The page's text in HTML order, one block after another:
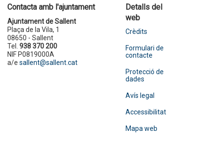
Contacta amb l'ajuntament
Ajuntament de Sallent
Plaça de la Vila, 1
08650 - Sallent
Tel. 938 370 200
NIF P0819000A
a/e sallent@sallent.cat
Detalls del
web
Crèdits
Formulari de
contacte
Protecció de
dades
Avís legal
Accessibilitat
Mapa web